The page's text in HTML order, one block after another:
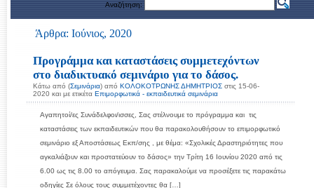
Αναζήτηση:
Άρθρα: Ιούνιος, 2020
Προγράμμα και καταστάσεις συμμετεχόντων
στο διαδικτυακό σεμινάριο για το δάσος.
Κάτω από (Σεμινάρια) από ΚΟΛΟΚΟΤΡΩΝΗΣ ΔΗΜΗΤΡΙΟΣ στις 15-06-
2020 και με ετικέτα Επιμορφωτικά - εκπαιδευτικά σεμινάρια
Αγαπητοί/ες Συνάδελφοι/ισσες, Σας στέλνουμε το πρόγραμμα και τις
καταστάσεις των εκπαιδευτικών που θα παρακολουθήσουν το επιμορφωτικό
σεμινάριο εξ Αποστάσεως Εκπ/σης , με θέμα: «Σχολικές Δραστηριότητες που
αγκαλιάζουν και προστατεύουν το δάσος» την Τρίτη 16 Ιουνίου 2020 από τις
6.00 ως τις 8.00 το απόγευμα. Σας παρακαλούμε να προσέξετε τις παρακάτω
οδηγίες Σε όλους τους συμμετέχοντες θα […]